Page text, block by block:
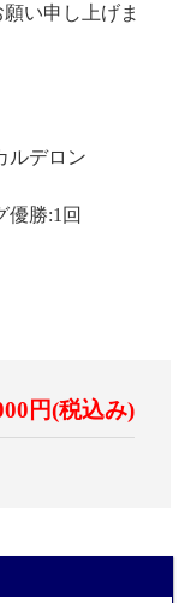
い申し上げま
ルデロン
優勝:1回
円(税込み)